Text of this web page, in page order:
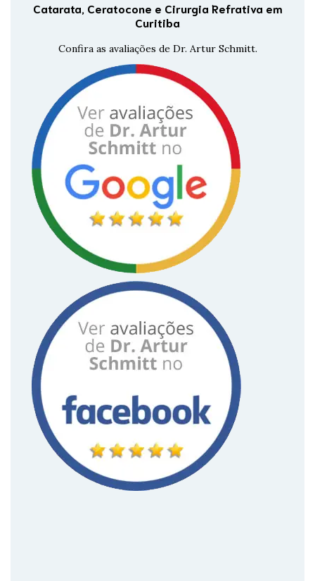
Catarata, Ceratocone e Cirurgia Refrativa em
Curitiba
Confira as avaliações de Dr. Artur Schmitt.